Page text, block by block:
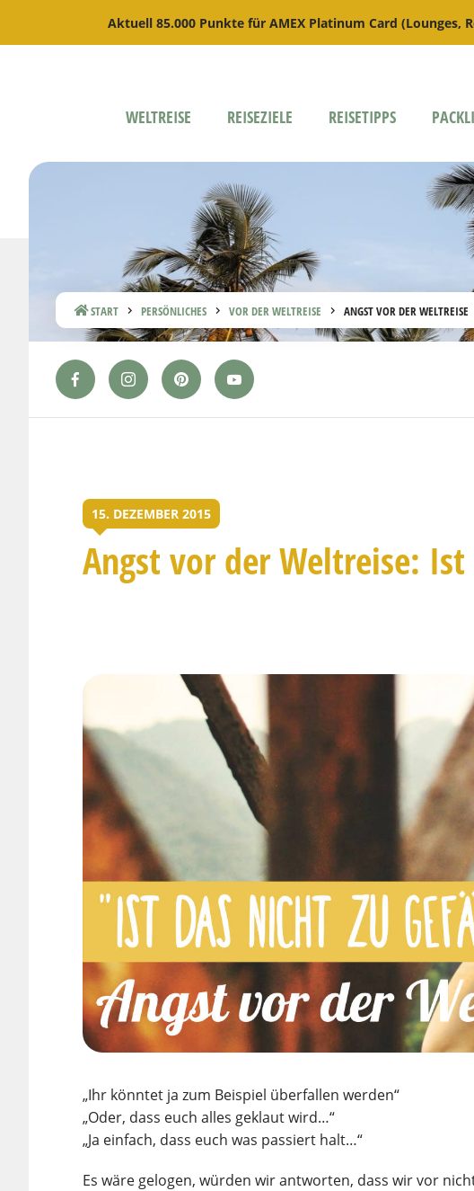
Aktuell 85.000 Punkte für AMEX Platinum Card (Lounges,
WELTREISE REISEZIELE REISETIPPS
START PERSÖNLICHES VOR DER WELTREISE ANGST VOR DER WELTREISE
15. DEZEMBER 2015
Angst vor der Weltreise:
„Ihr könntet ja zum Beispiel überfallen werden“
„Oder, dass euch alles geklaut wird…“
„Ja einfach, dass euch was passiert halt…“
Es wäre gelogen, würden wir antworten, dass wir vor